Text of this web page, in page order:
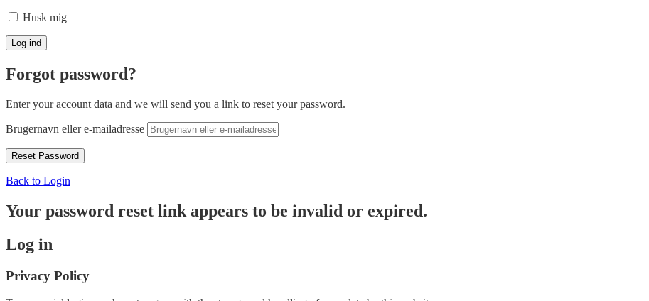
Husk mig
Forgot password?
Enter your account data and we will send you a link to reset your password.
Brugernavn eller e-mailadresse
Back to Login
Your password reset link appears to be invalid or expired.
Log in
Privacy Policy